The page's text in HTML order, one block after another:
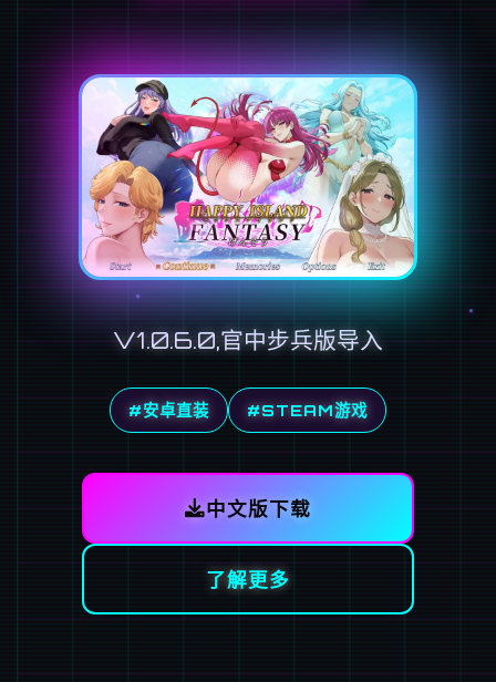
V1.0.6.0,官中步兵版导入
#安卓直装 #STEAM游戏
中文版下载
了解更多